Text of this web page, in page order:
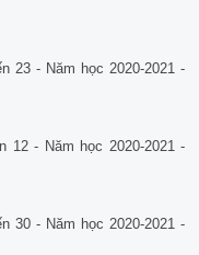
23 - Năm học 2020-2021 -
12 - Năm học 2020-2021 -
30 - Năm học 2020-2021 -